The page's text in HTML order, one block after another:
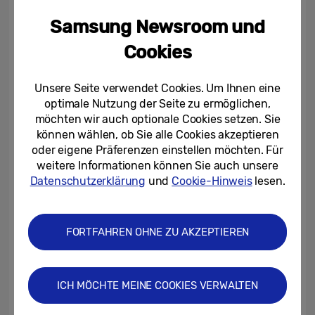
OFFSCREEN PARIS erlebbar gemacht
werden. „Technik und der Einfluss, den sie
immer. Die Möglichkeit, Samsung TVs in
meine Kunst einzubinden und die komplexe
Beziehung zwischen Mensch und
Technologie zu zeigen, war für mich etwas
ganz Besonderes,“ so Daniel Canogar.
sehen, dass wir diese besonderen
Kunstwerke auf unseren Micro LED-
Fernsehern mit einem nahezu
dreidimensionalen Bildeindruck zum Leben
erwecken können. Durch die
Samsung Newsroom und
Cookies
Unsere Seite verwendet Cookies. Um Ihnen eine
optimale Nutzung der Seite zu ermöglichen,
möchten wir auch optionale Cookies setzen. Sie
können wählen, ob Sie alle Cookies akzeptieren
oder eigene Präferenzen einstellen möchten. Für
weitere Informationen können Sie auch unsere
Datenschutzerklärung und Cookie-Hinweislesen.
FORTFAHREN OHNE ZU AKZEPTIEREN
ICH MÖCHTE MEINE COOKIES VERWALTEN